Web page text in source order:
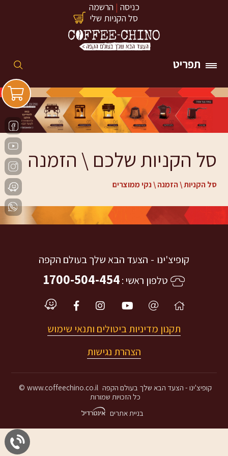
כניסה | הרשמה
סל הקניות שלי
תפריט
סל הקניות שלכם \ הזמנה
סל הקניות \ הזמנה \ נקי ממוצרים
קופיצ'ינו
הצעד הבא שלך בעולם הקפה
טלפון ראשי 1700-504-454
תקנון מדיניות ביטולים ותנאי שימוש
הצהרת נגישות
קופיצ'ינו הצעד הבא שלך בעולם הקפה www.coffeechino.co.il
©
כל הזכויות שמורות
בניית אתרים